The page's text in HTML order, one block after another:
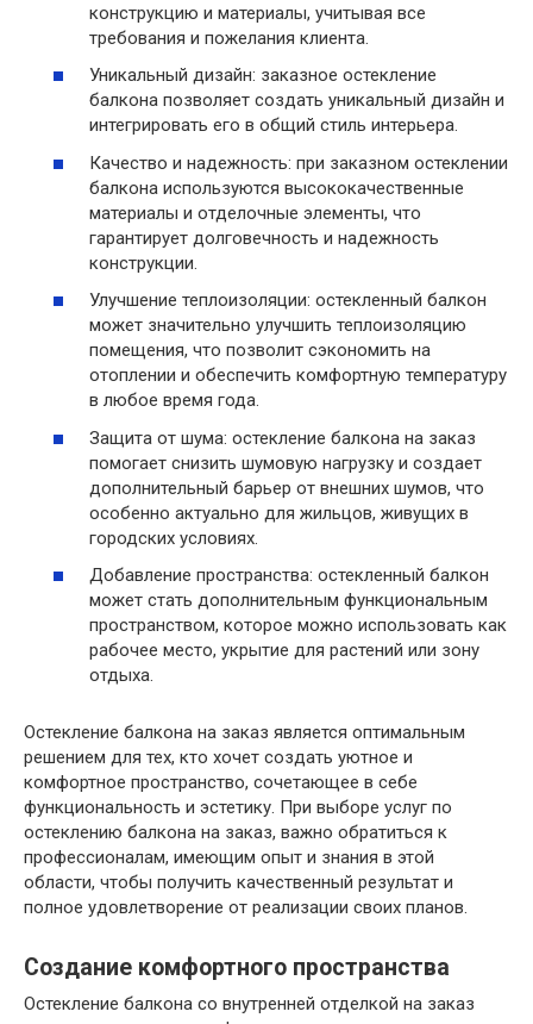
конструкцию и материалы, учитывая все
требования и пожелания клиента.
Уникальный дизайн: заказное остекление
балкона позволяет создать уникальный дизайн и
интегрировать его в общий стиль интерьера.
Качество и надежность: при заказном остеклении
балкона используются высококачественные
материалы и отделочные элементы, что
гарантирует долговечность и надежность
конструкции.
Улучшение теплоизоляции: остекленный балкон
может значительно улучшить теплоизоляцию
помещения, что позволит сэкономить на
отоплении и обеспечить комфортную температуру
в любое время года.
Защита от шума: остекление балкона на заказ
помогает снизить шумовую нагрузку и создает
дополнительный барьер от внешних шумов, что
особенно актуально для жильцов, живущих в
городских условиях.
Добавление пространства: остекленный балкон
может стать дополнительным функциональным
пространством, которое можно использовать как
рабочее место, укрытие для растений или зону
отдыха.
Остекление балкона на заказ является оптимальным
решением для тех, кто хочет создать уютное и
комфортное пространство, сочетающее в себе
функциональность и эстетику. При выборе услуг по
остеклению балкона на заказ, важно обратиться к
профессионалам, имеющим опыт и знания в этой
области, чтобы получить качественный результат и
полное удовлетворение от реализации своих планов.
Создание комфортного пространства
Остекление балкона со внутренней отделкой на заказ